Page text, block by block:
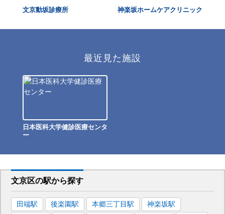
文京動坂診療所 神楽坂ホームケアクリニック
最近見た施設
日本医科大学健診医療センタ
ー
文京区の駅から探す
田端駅 後楽園駅 本郷三丁目駅 神楽坂駅